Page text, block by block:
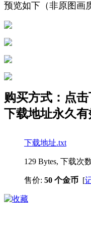
预览如下（非原图画
购买方式：点
下载地址永久有
下载地址.txt
129 Bytes, 下载次
售价: 50 个金币 [